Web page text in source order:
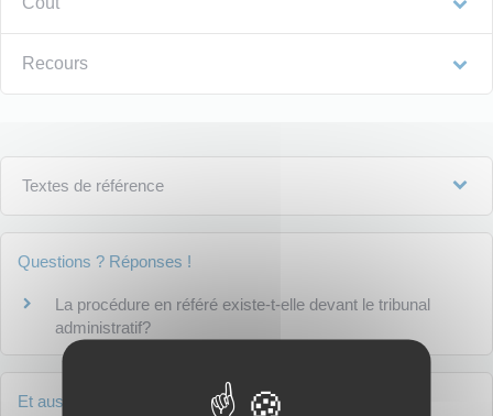
Recours
Textes de référence
Questions ? Réponses !
La procédure en référé existe-t-elle devant le tribunal
administratif?
Et aussi